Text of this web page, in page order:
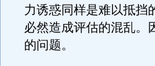
力诱惑同样是难以抵挡
必然造成评估的混乱。
的问题。